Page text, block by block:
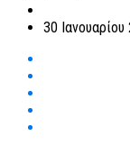
30 Ιανουαρίου